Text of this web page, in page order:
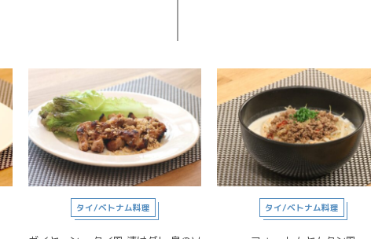
タイ/ベトナム料理 タイ/ベトナム料理